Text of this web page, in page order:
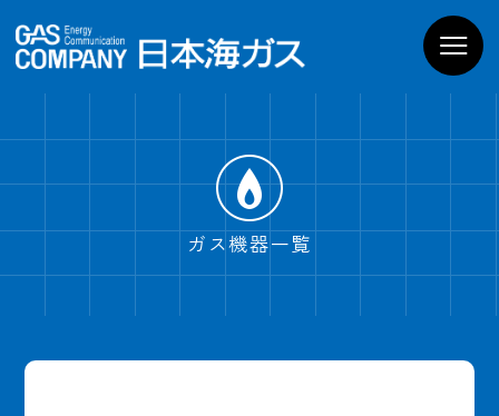
お家のガス機器
商品一覧
導入までの流れ
ショールームPregoを
ガス機器一覧